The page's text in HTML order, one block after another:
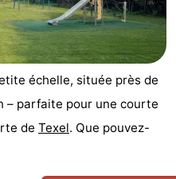
échelle, située près de
– parfaite pour une courte
de Texel. Que pouvez-